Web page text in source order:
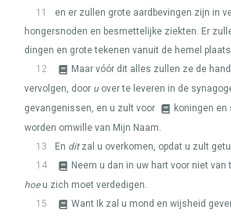
11
en er zullen grote aardbevingen zijn in
hongersnoden en besmettelijke ziekten. Er
dingen en grote tekenen vanuit de hemel
12
Maar vóór dit alles zullen ze de
vervolgen, door uover te leveren in de
gevangenissen, en u zult voor
koningen en
worden omwille van Mijn Naam.
13
En ditzal u overkomen, opdat u zult
14
Neem u dan in uw hart voor niet van
hoeu zich moet verdedigen.
15
Want Ik zal u mond en wijsheid